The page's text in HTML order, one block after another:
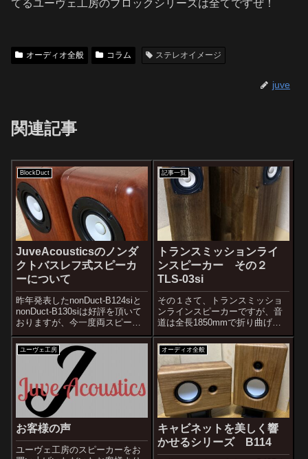
てるユーヴェ工房のブロックシリーズは全てですぜ！
オーディオ全般 コラム ステレオイメージ
juve
関連記事
BlockDuct
JuveAcousticsのノンダ
クトバスレフ式スピーカ
ーについて
昨年発表したnonDuct-B124siと
nonDuct-B130siは好評を頂いて
おりますが、今一度両スピーカ
ーの特徴を解説したいと思いま
す。ブロックシリーズのスピー
カーはスピーカーから音が鳴っ
ているように感じません。他の
どのスピーカーよ...
記事一覧
トランスミッションライ
ンスピーカー その２
TLS-03si
その１さて、トランスミッショ
ンラインスピーカーですが、音
道は全長1850mmで折り曲げ回
数が多いので共鳴管としてきち
んと動作するか多少の不安はあ
ります。このような音道の形状
です。吸音材の量は最終的に上
の写真の状態です。最初この倍
の量を入れて...
ユーヴェ工房
お客様の声
ユーヴェ工房のスピーカーをお
オーディオ全般
キャビネットを美しく響
かせるシリーズ B114